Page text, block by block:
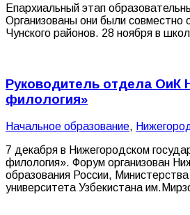
Епархиальный этап
Организованы они были совместно
Чунского районов. 28 ноября в
Руководитель отдела ОиК
филология»
Начальное образование,
7 декабря в Нижегородском
филология». Форум организован
образования России,
университета Узбекистана